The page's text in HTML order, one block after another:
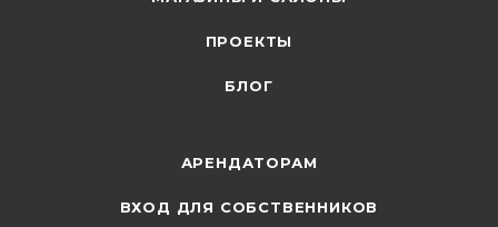
ПРОЕКТЫ
БЛОГ
АРЕНДАТОРАМ
ВХОД ДЛЯ СОБСТВЕННИКОВ